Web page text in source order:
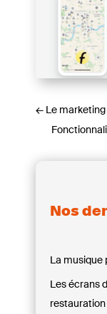
← Le
Nos
La musique
Les écrans
restauration